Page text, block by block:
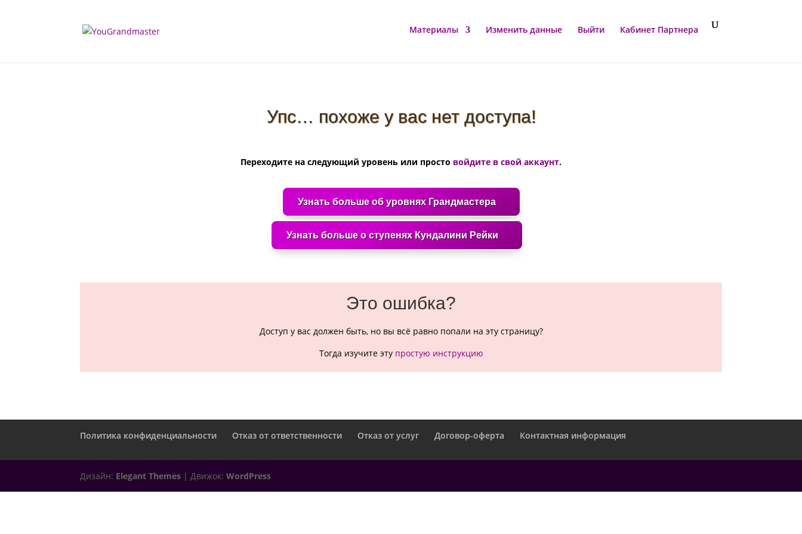
Материалы Изменить данные Выйти Кабинет Партнера
Упс… похоже у вас нет доступа!
Переходите на следующий уровень или просто войдите в свой аккаунт.
Узнать больше об уровнях Грандмастера
Узнать больше о ступенях Кундалини Рейки
Это ошибка?
Доступ у вас должен быть, но вы всё равно попали на эту страницу?
Тогда изучите эту простую инструкцию
Политика конфиденциальности Отказ от ответственности Отказ от услуг Договор-оферта Контактная информация
Дизайн: Elegant Themes | Движок:WordPress